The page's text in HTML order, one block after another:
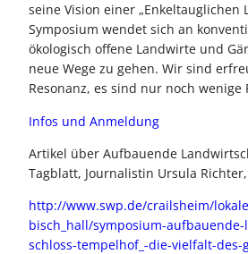
seine Vision einer „Enkeltauglichen
Symposium wendet sich an
ökologisch offene Landwirte und
neue Wege zu gehen. Wir sind
Resonanz, es sind nur noch wenige
Infos und Anmeldung
Artikel über Aufbauende
Tagblatt, Journalistin Ursula
http://www.swp.de/crailsheim/
bisch_hall/symposium-
schloss-tempelhof_-die-vielfalt-des-